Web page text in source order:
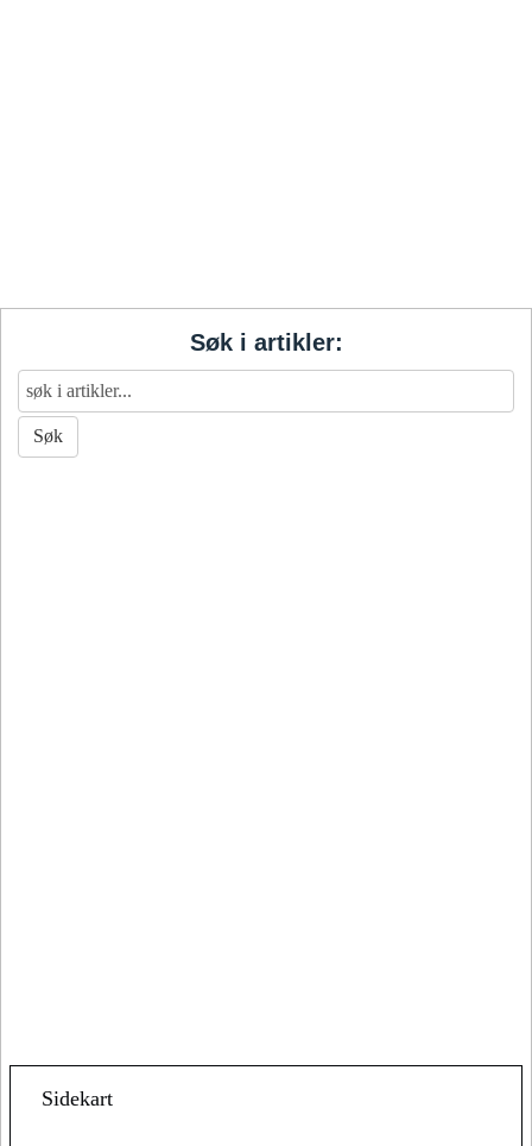
Søk i artikler:
Sidekart